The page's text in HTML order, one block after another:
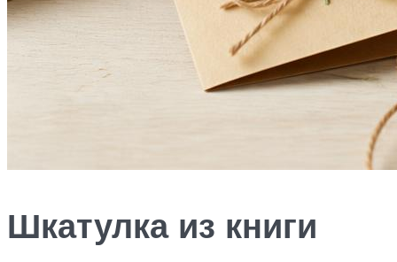
Шкатулка из книги